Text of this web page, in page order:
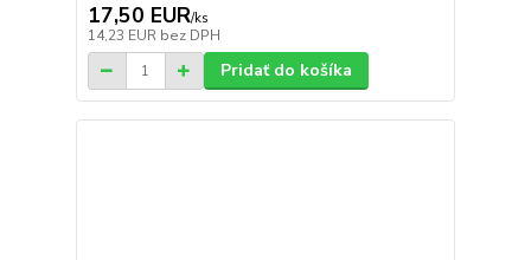
17,50 EUR/ks
14,23 EUR bez DPH
Pridať do košíka